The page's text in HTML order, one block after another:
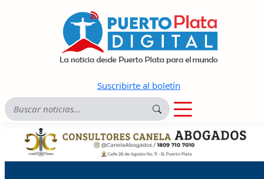
Suscribirte al boletín